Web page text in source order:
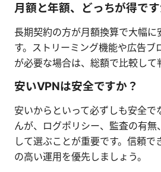
月額と年額、どっちが得です
長期契約の方が月額換算で大幅に
す。ストリーミング機能や広告ブ
が必要な場合は、総額で比較して
安いVPNは安全ですか？
安いからといって必ずしも安全で
んが、ログポリシー、監査の有無
して選ぶことが重要です。信頼で
の高い運用を優先しましょう。